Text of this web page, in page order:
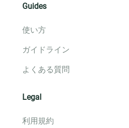
Guides
使い方
ガイドライン
よくある質問
Legal
利用規約